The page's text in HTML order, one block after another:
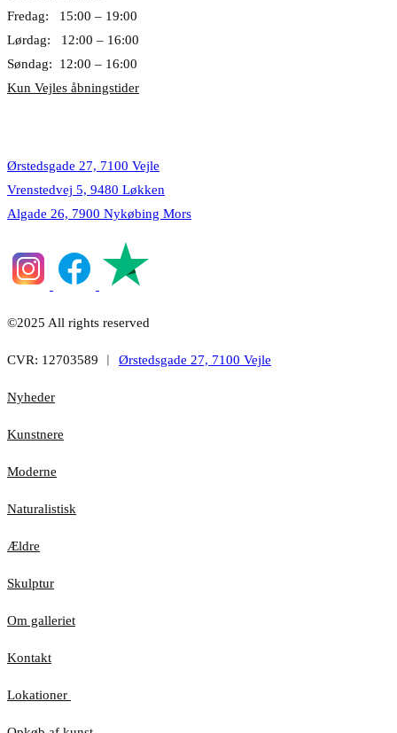
Fredag: 15:00 – 19:00
Lørdag: 12:00 – 16:00
Søndag: 12:00 – 16:00
Kun Vejles åbningstider
Ørstedsgade 27, 7100 Vejle
Vrenstedvej 5, 9480 Løkken
Algade 26, 7900 Nykøbing Mors
©2025 All rights reserved
CVR: 12703589 ︱ Ørstedsgade 27, 7100 Vejle
Nyheder
Kunstnere
Moderne
Naturalistisk
Ældre
Skulptur
Om galleriet
Kontakt
Lokationer